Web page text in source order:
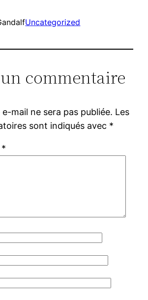
Uncategorized
commentaire
mail ne sera pas publiée. Les
sont indiqués avec *
*